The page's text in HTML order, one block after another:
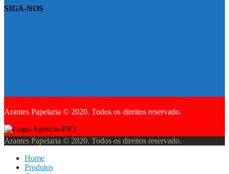
SIGA-NOS
Arantes Papelaria © 2020. Todos os direitos reservado.
Arantes Papelaria © 2020. Todos os direitos reservado.
Home
Produtos